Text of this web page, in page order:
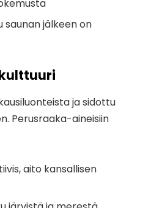
saunan jälkeen on
ja sidottu
Perusraaka-aineisiin
aito kansallisen